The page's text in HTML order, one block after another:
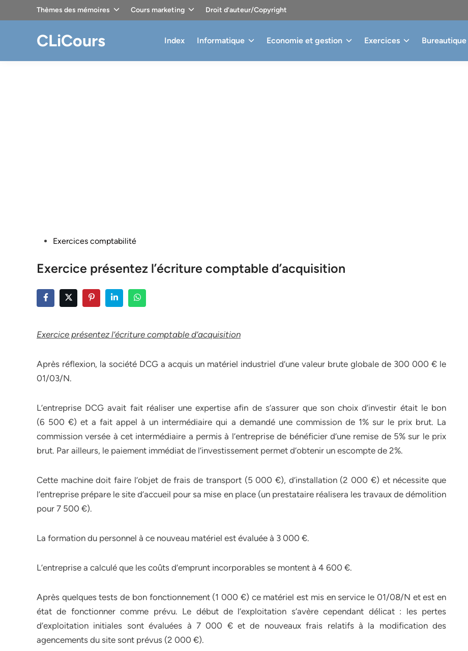
Thèmes des mémoires Cours marketing Droit d’auteur/Copyright
CLiCours Index Informatique Economie et gestion Exercices Bureautique
PostedExercices comptabilité
Exercice présentez l’écriture comptable d’acquisition
Exercice présentez l’écriture comptable d’acquisition
Après réflexion, la société DCG a acquis un matériel industriel d’une valeur brute globale de 300 000 € le
01/03/N.
L’entreprise DCG avait fait réaliser une expertise afin de s’assurer que son choix d’investir était le bon
(6 500 €) et a fait appel à un intermédiaire qui a demandé une commission de 1% sur le prix brut. La
commission versée à cet intermédiaire a permis à l’entreprise de bénéficier d’une remise de 5% sur le prix
brut. Par ailleurs, le paiement immédiat de l’investissement permet d’obtenir un escompte de 2%.
Cette machine doit faire l’objet de frais de transport (5 000 €), d’installation (2 000 €) et nécessite que
l’entreprise prépare le site d’accueil pour sa mise en place (un prestataire réalisera les travaux de démolition
pour 7 500 €).
La formation du personnel à ce nouveau matériel est évaluée à 3 000 €.
L’entreprise a calculé que les coûts d’emprunt incorporables se montent à 4 600 €.
Après quelques tests de bon fonctionnement (1 000 €) ce matériel est mis en service le 01/08/N et est en
état de fonctionner comme prévu. Le début de l’exploitation s’avère cependant délicat : les pertes
d’exploitation initiales sont évaluées à 7 000 € et de nouveaux frais relatifs à la modification des
agencements du site sont prévus (2 000 €).